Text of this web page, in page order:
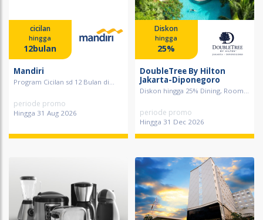
cicilan
hingga
12bulan
Mandiri
Program Cicilan sd 12 Bulan di...
periode promo
Hingga 31 Aug 2026
Diskon
hingga
25%
DoubleTree By Hilton
Jakarta-Diponegoro
Diskon hingga 25% Dining, Room...
periode promo
Hingga 31 Dec 2026